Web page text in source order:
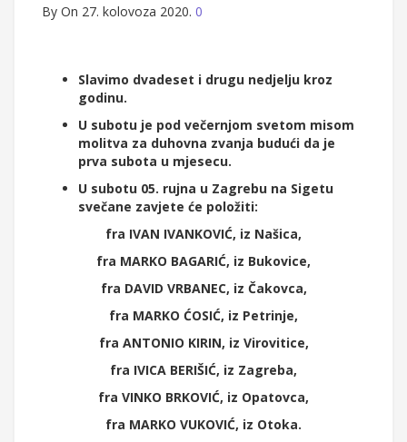
By On 27. kolovoza 2020. 0
Slavimo dvadeset i drugu nedjelju kroz
godinu.
U subotu je pod večernjom svetom misom
molitva za duhovna zvanja budući da je
prva subota u mjesecu.
U subotu 05. rujna u Zagrebu na Sigetu
svečane zavjete će položiti:
fra IVAN IVANKOVIĆ, iz Našica,
fra MARKO BAGARIĆ, iz Bukovice,
fra DAVID VRBANEC, iz Čakovca,
fra MARKO ĆOSIĆ, iz Petrinje,
fra ANTONIO KIRIN, iz Virovitice,
fra IVICA BERIŠIĆ, iz Zagreba,
fra VINKO BRKOVIĆ, iz Opatovca,
fra MARKO VUKOVIĆ, iz Otoka.